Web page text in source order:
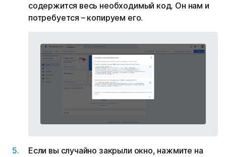
содержится весь необходимый код. Он нам и
потребуется – копируем его.
Если вы случайно закрыли окно, нажмите на